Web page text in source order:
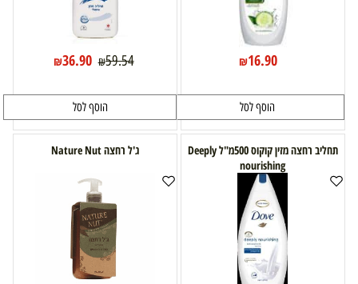
₪16.90
הוסף לסל
₪59.54
₪36.90
הוסף לסל
תחליב רחצה מזין קוקוס 500מ"ל Deeply
nourishing
ג'ל רחצה Nature Nut